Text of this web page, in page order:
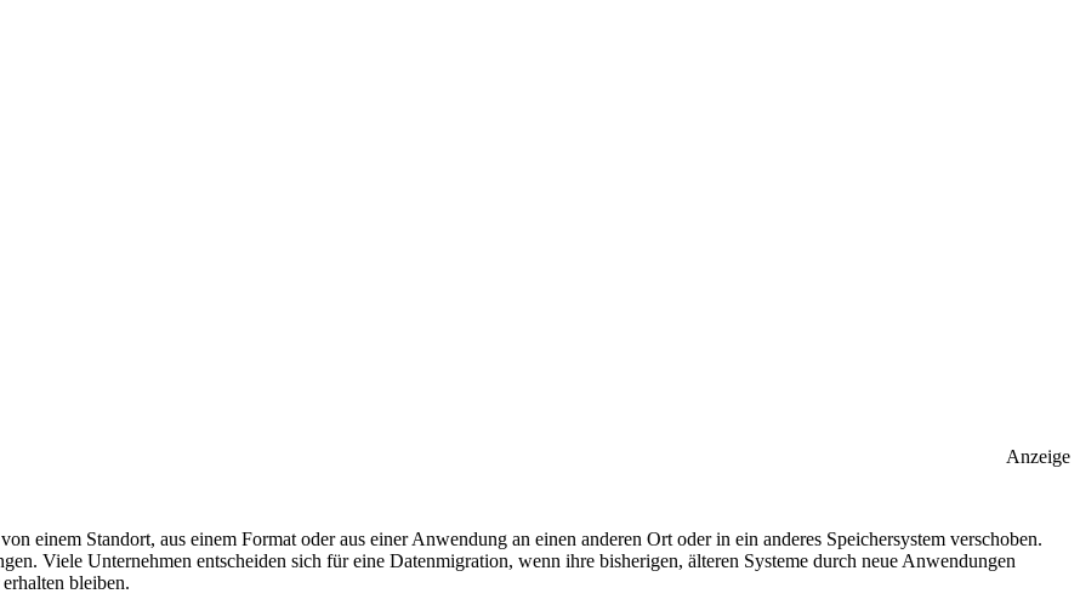
Anzeige
einem Standort, aus einem Format oder aus einer Anwendung an einen anderen Ort oder in ein anderes Speichersystem verschoben.
Viele Unternehmen entscheiden sich für eine Datenmigration, wenn ihre bisherigen, älteren Systeme durch neue Anwendungen
bleiben.